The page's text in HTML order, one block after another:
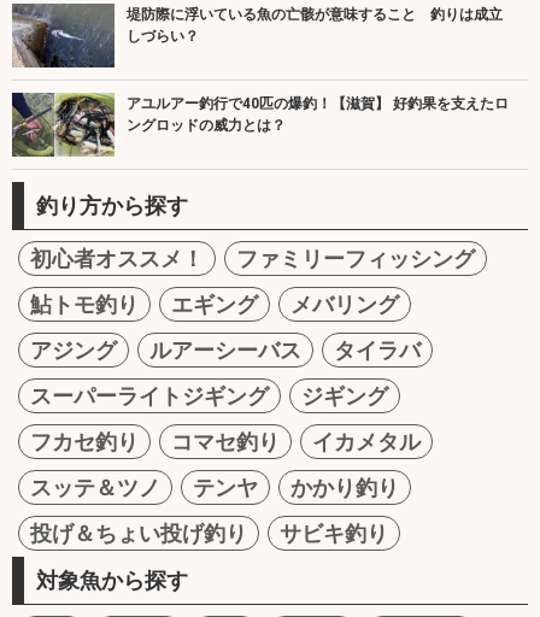
堤防際に浮いている魚の亡骸が意味すること 釣りは成立
しづらい？
アユルアー釣行で40匹の爆釣！【滋賀】 好釣果を支えたロ
ングロッドの威力とは？
釣り方から探す
初心者オススメ！
ファミリーフィッシング
鮎トモ釣り
エギング
メバリング
アジング
ルアーシーバス
タイラバ
スーパーライトジギング
ジギング
フカセ釣り
コマセ釣り
イカメタル
スッテ＆ツノ
テンヤ
かかり釣り
投げ＆ちょい投げ釣り
サビキ釣り
対象魚から探す